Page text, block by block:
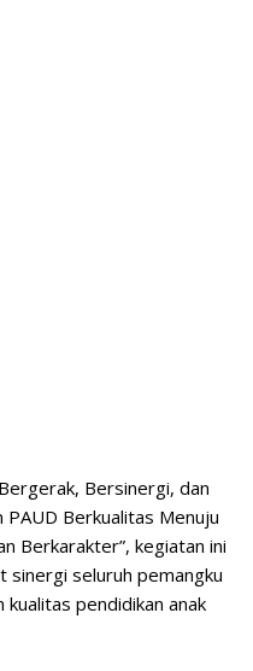
Bersinergi, dan
Berkualitas Menuju
Berkarakter”, kegiatan ini
seluruh pemangku
pendidikan anak